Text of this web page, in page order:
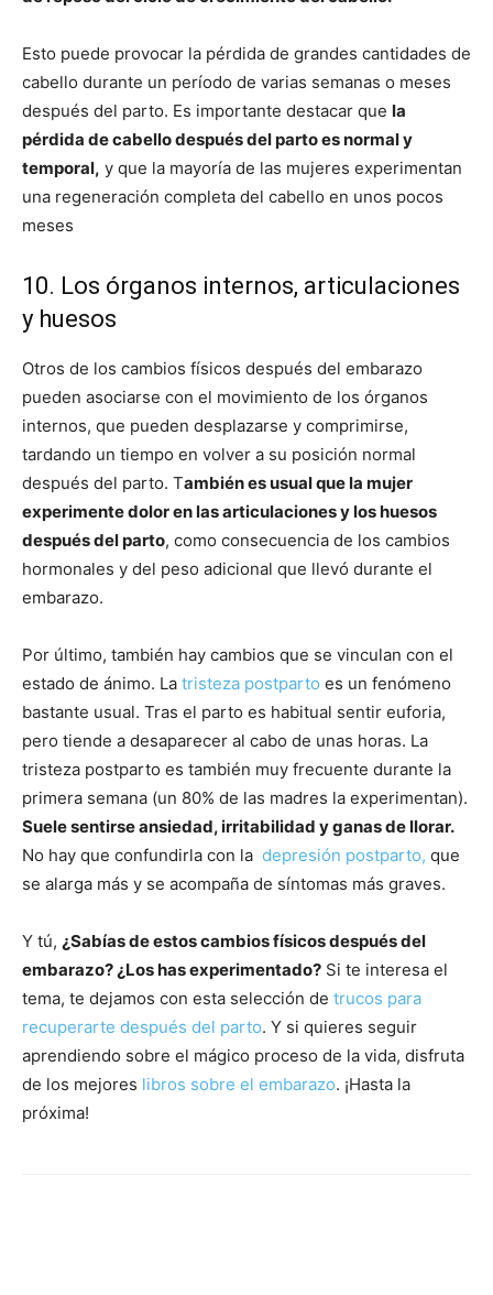
Esto puede provocar la pérdida de grandes cantidades de
cabello durante un período de varias semanas o meses
después del parto. Es importante destacar que la
pérdida de cabello después del parto es normal y
temporal, y que la mayoría de las mujeres experimentan
una regeneración completa del cabello en unos pocos
meses
10. Los órganos internos, articulaciones
y huesos
Otros de los cambios físicos después del embarazo
pueden asociarse con el movimiento de los órganos
internos, que pueden desplazarse y comprimirse,
tardando un tiempo en volver a su posición normal
después del parto. También es usual que la mujer
experimente dolor en las articulaciones y los huesos
después del parto, como consecuencia de los cambios
hormonales y del peso adicional que llevó durante el
embarazo.
Por último, también hay cambios que se vinculan con el
estado de ánimo. La tristeza postparto es un fenómeno
bastante usual. Tras el parto es habitual sentir euforia,
pero tiende a desaparecer al cabo de unas horas. La
tristeza postparto es también muy frecuente durante la
primera semana (un 80% de las madres la experimentan).
Suele sentirse ansiedad, irritabilidad y ganas de llorar.
No hay que confundirla con la depresión postparto, que
se alarga más y se acompaña de síntomas más graves.
Y tú, ¿Sabías de estos cambios físicos después del
embarazo? ¿Los has experimentado? Si te interesa el
tema, te dejamos con esta selección de trucos para
recuperarte después del parto. Y si quieres seguir
aprendiendo sobre el mágico proceso de la vida, disfruta
de los mejores libros sobre el embarazo. ¡Hasta la
próxima!